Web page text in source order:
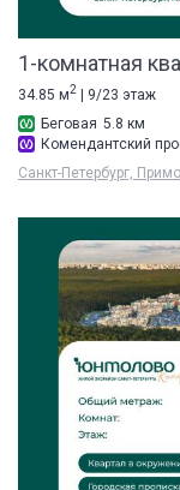
1-комнатная
34.85 м2 | 9/23 этаж
Беговая 5.8 км
Комендантский
Санкт-Петербург,